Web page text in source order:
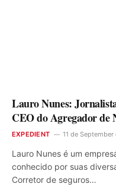
Lauro Nunes:
CEO do Agregador
EXPEDIENT 11 de
Lauro Nunes é um
conhecido por suas
Corretor de seguros…